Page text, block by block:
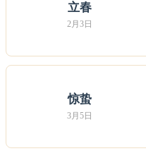
立春
2月3日
惊蛰
3月5日